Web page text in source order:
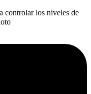
controlar los niveles de